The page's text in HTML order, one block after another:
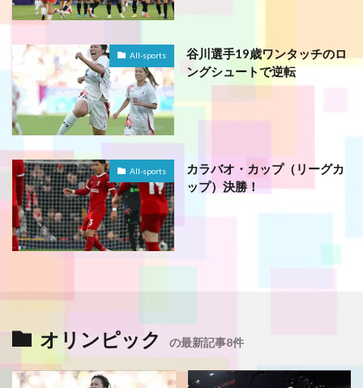
All-sports
谷川選手19歳ワンタッチのロ
ングシュートで逆転
All-sports
カラバオ・カップ（リーグカ
ップ）決勝！
オリンピック の最新記事8件